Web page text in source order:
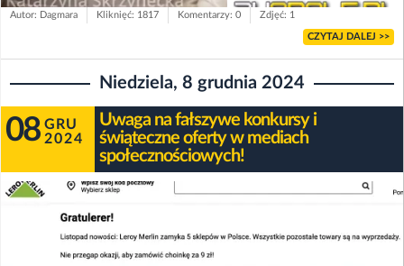
Autor: Dagmara Kliknięć: 1817 Komentarzy: 0 Zdjęć: 1
CZYTAJ DALEJ >>
Niedziela, 8 grudnia 2024
08 GRU
2024
Uwaga na fałszywe konkursy i
świąteczne oferty w mediach
społecznościowych!